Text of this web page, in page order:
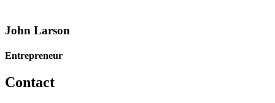
John Larson
Entrepreneur
Contact